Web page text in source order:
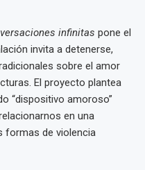
infinitas pone el
invita a detenerse,
sobre el amor
El proyecto plantea
“dispositivo amoroso”
en una
formas de violencia